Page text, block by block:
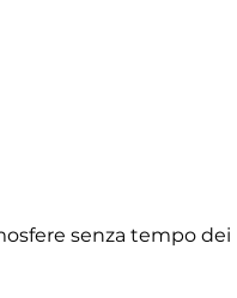
senza tempo dei